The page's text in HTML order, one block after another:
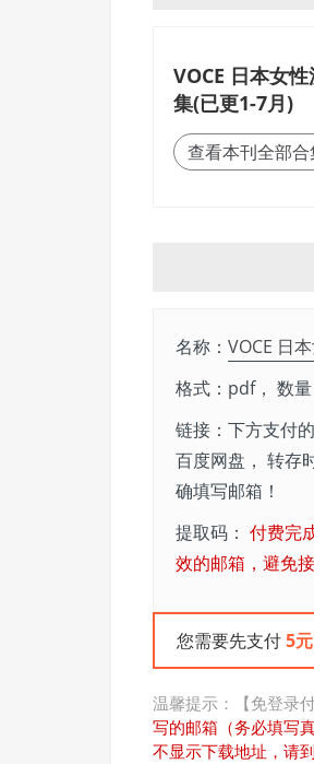
VOCE 日本女
集(已更1-7月)
查看本刊全部合
名称： VOCE 日
格式：pdf， 数
链接：下方支付
百度网盘， 转存
确填写邮箱！
提取码： 付费完
效的邮箱，避免
您需要先支付5元
温馨提示：【免登录
写的邮箱（务必填写
不显示下载地址，请